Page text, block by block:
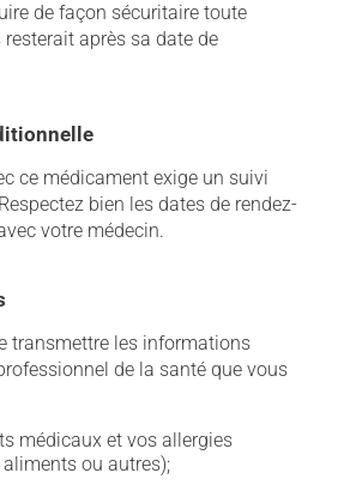
de façon sécuritaire toute
après sa date de
ce médicament exige un suivi
bien les dates de rendez-
votre médecin.
transmettre les informations
de la santé que vous
médicaux et vos allergies
ou autres);